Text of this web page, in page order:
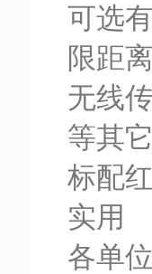
可选
限距
无线
等其
标配
实用
各单